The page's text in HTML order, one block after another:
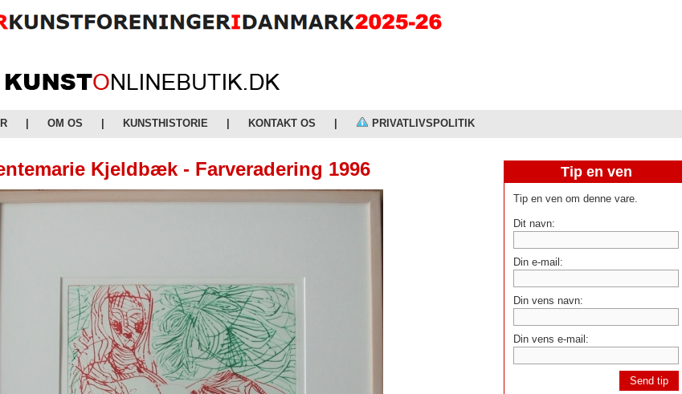
OM OS KUNSTHISTORIE KONTAKT OS PRIVATLIVSPOLITIK
Tip en ven
Tip en ven om denne vare.
Dit navn:
Din e-mail:
Din vens navn:
Din vens e-mail:
Kjeldbæk - Farveradering 1996